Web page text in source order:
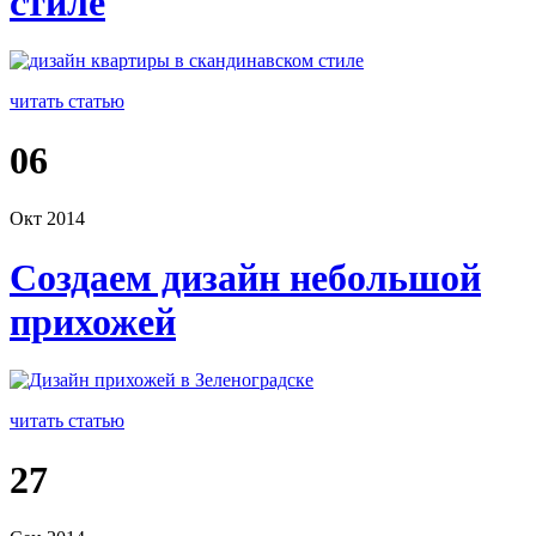
читать статью
06
Окт 2014
Создаем дизайн небольшой
прихожей
читать статью
27